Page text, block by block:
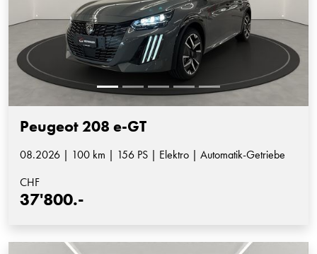
Peugeot 208 e-GT
08.2026 | 100 km | 156 PS | Elektro | Automatik-Getriebe
CHF
37'800.-